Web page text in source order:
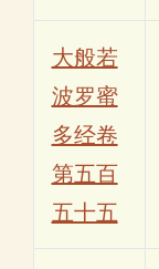
大般若
波罗蜜
多经卷
第五百
五十五